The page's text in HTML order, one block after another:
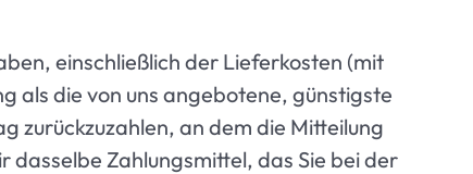
einschließlich der Lieferkosten (mit
als die von uns angebotene, günstigste
zurückzuzahlen, an dem die Mitteilung
dasselbe Zahlungsmittel, das Sie bei der